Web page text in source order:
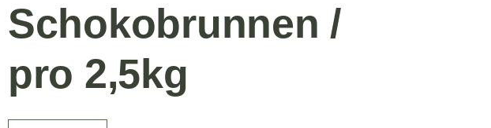
Schokobrunnen /
pro 2,5kg